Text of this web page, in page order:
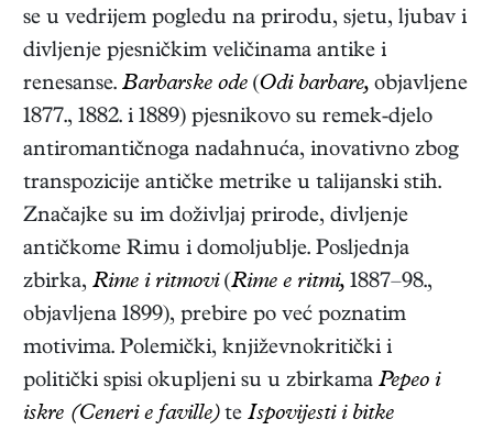
se u vedrijem pogledu na prirodu, sjetu, ljubav i
divljenje pjesničkim veličinama antike i
renesanse. Barbarske ode (Odi barbare, objavljene
1877., 1882. i 1889) pjesnikovo su remek-djelo
antiromantičnoga nadahnuća, inovativno zbog
transpozicije antičke metrike u talijanski stih.
Značajke su im doživljaj prirode, divljenje
antičkome Rimu i domoljublje. Posljednja
zbirka, Rime i ritmovi(Rime e ritmi, 1887–98.,
objavljena 1899), prebire po već poznatim
motivima. Polemički, književnokritički i
politički spisi okupljeni su u zbirkama Pepeo i
iskre (Ceneri e faville)te Ispovijesti i bitke